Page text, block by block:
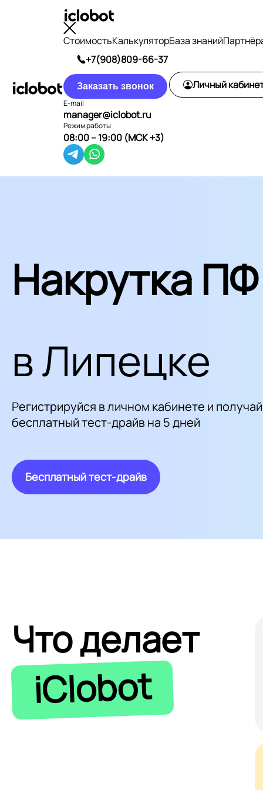
СтоимостьКалькуляторБаза знаний
+7(908)809-66-37
Заказать звонок Личный
E-mail
manager@iclobot.ru
Режим работы
08:00 – 19:00 (МСК +3)
Накрутка ПФ
в Липецке
Регистрируйся в личном кабинете и получай
бесплатный тест-драйв на 5 дней
Бесплатный тест-драйв
Что делает
iClobot